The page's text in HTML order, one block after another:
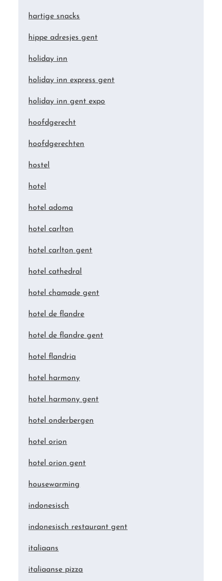
hartige snacks
hippe adresjes gent
holiday inn
holiday inn express gent
holiday inn gent expo
hoofdgerecht
hoofdgerechten
hostel
hotel
hotel adoma
hotel carlton
hotel carlton gent
hotel cathedral
hotel chamade gent
hotel de flandre
hotel de flandre gent
hotel flandria
hotel harmony
hotel harmony gent
hotel onderbergen
hotel orion
hotel orion gent
housewarming
indonesisch
indonesisch restaurant gent
italiaans
italiaanse pizza